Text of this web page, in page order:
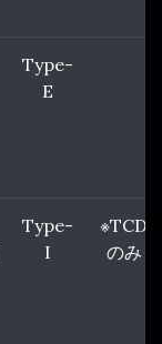
Type-
E
Type-
I
※TCD
のみ